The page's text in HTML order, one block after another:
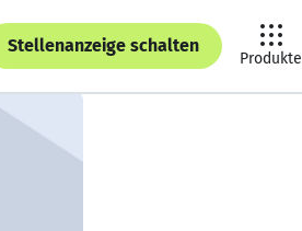
Stellenanzeige schalten
Produkte